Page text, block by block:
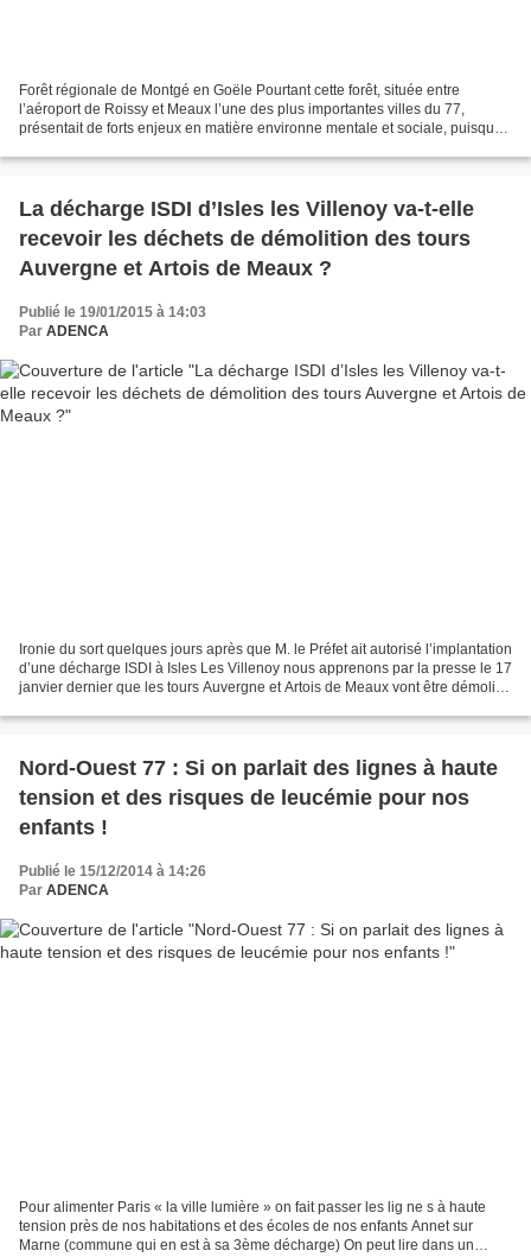
Forêt régionale de Montgé en Goële Pourtant cette forêt, située entre
l’aéroport de Roissy et Meaux l’une des plus importantes villes du 77,
présentait de forts enjeux en matière environne mentale et sociale, puisque
La décharge ISDI d’Isles les Villenoy va-t-elle
recevoir les déchets de démolition des tours
Auvergne et Artois de Meaux ?
Publié le 19/01/2015 à 14:03
Par ADENCA
Ironie du sort quelques jours après que M. le Préfet ait autorisé l’implantation
d’une décharge ISDI à Isles Les Villenoy nous apprenons par la presse le 17
janvier dernier que les tours Auvergne et Artois de Meaux vont être démolies
Nord-Ouest 77 : Si on parlait des lignes à haute
tension et des risques de leucémie pour nos
enfants !
Publié le 15/12/2014 à 14:26
Par ADENCA
Pour alimenter Paris « la ville lumière » on fait passer les lig ne s à haute
tension près de nos habitations et des écoles de nos enfants Annet sur
Marne (commune qui en est à sa 3ème décharge) On peut lire dans un